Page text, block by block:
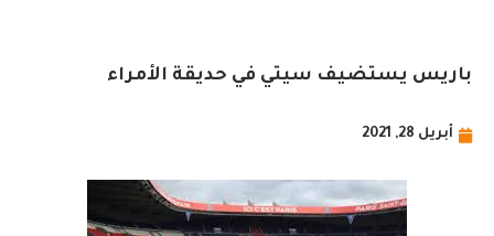
باريس يستضيف سيتي في حديقة الأمراء
أبريل 28, 2021